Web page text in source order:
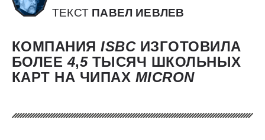
ТЕКСТ ПАВЕЛ ИЕВЛЕВ
КОМПАНИЯISBC ИЗГОТОВИЛА
БОЛЕЕ4,5 ТЫСЯЧ ШКОЛЬНЫХ
КАРТ НА ЧИПАХ MICRON